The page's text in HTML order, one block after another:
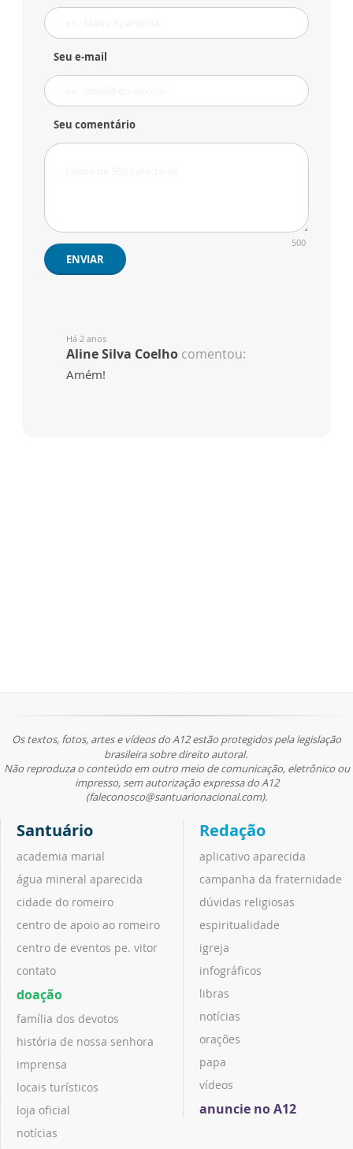
Seu e-mail
Seu comentário
500
ENVIAR
Há 2 anos
Aline Silva Coelho comentou:
Amém!
Os textos, fotos, artes e vídeos do A12 estão protegidos pela legislação
brasileira sobre direito autoral.
Não reproduza o conteúdo em outro meio de comunicação, eletrônico ou
impresso, sem autorização expressa do A12
(faleconosco@santuarionacional.com).
Santuário
academia marial
água mineral aparecida
cidade do romeiro
centro de apoio ao romeiro
centro de eventos pe. vitor
contato
doação
família dos devotos
história de nossa senhora
imprensa
locais turísticos
loja oficial
notícias
Redação
aplicativo aparecida
campanha da fraternidade
dúvidas religiosas
espiritualidade
igreja
infográficos
libras
notícias
orações
papa
vídeos
anuncie no A12